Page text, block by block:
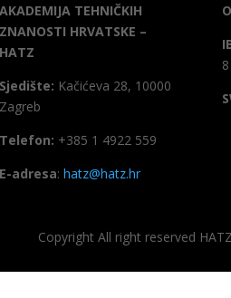
AKADEMIJA TEHNIČKIH
ZNANOSTI HRVATSKE –
HATZ
Sjedište: Kačićeva 28, 10000
Zagreb
Telefon: +385 1 4922 559
E-adresa: hatz@hatz.hr
Copyright All right reserved